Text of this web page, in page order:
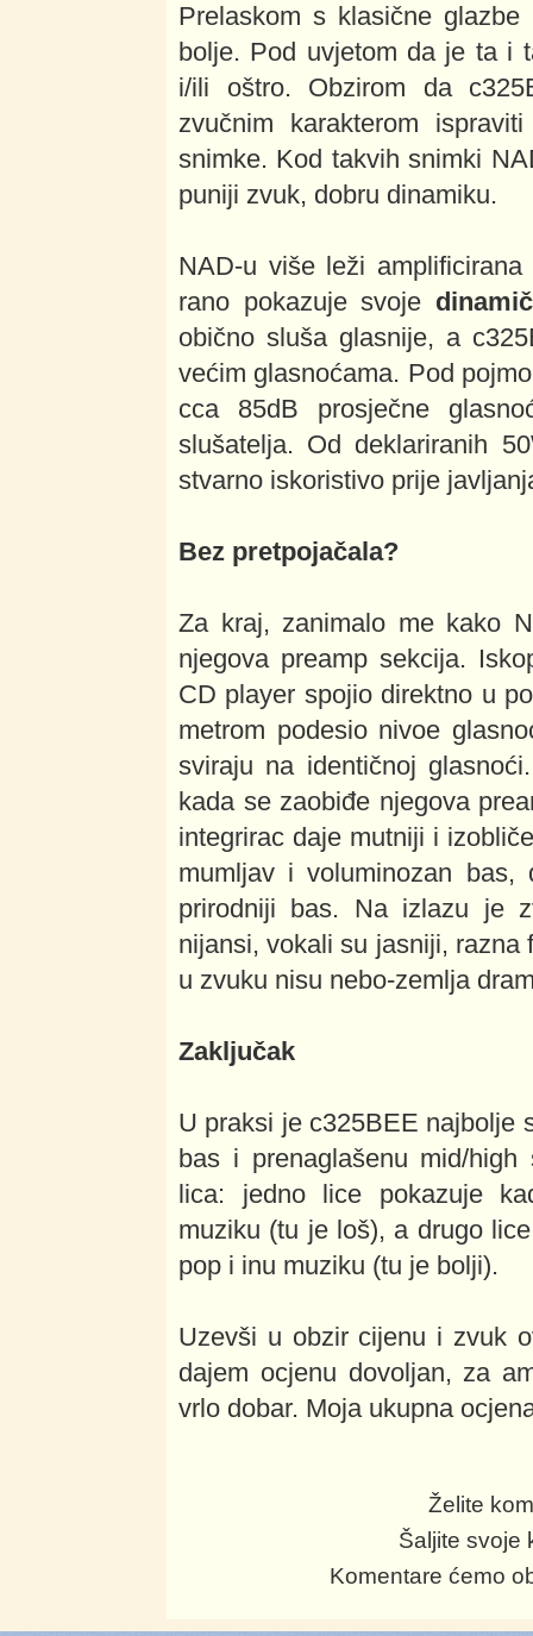
Prelaskom s klasične
bolje. Pod uvjetom da je ta i
i/ili oštro. Obzirom da
zvučnim karakterom
snimke. Kod takvih snimki
puniji zvuk, dobru dinamiku.
NAD-u više leži
rano pokazuje svoje
obično sluša glasnije, a
većim glasnoćama. Pod
cca 85dB prosječne
slušatelja. Od deklariranih
stvarno iskoristivo prije
Bez pretpojačala?
Za kraj, zanimalo me kako
njegova preamp sekcija.
CD player spojio direktno u
metrom podesio nivoe
sviraju na identičnoj
kada se zaobiđe njegova
integrirac daje mutniji i
mumljav i voluminozan
prirodniji bas. Na izlazu je
nijansi, vokali su jasniji,
u zvuku nisu nebo-zemlja
Zaključak
U praksi je c325BEE najbolje
bas i prenaglašenu mid/
lica: jedno lice pokazuje
muziku (tu je loš), a drugo
pop i inu muziku (tu je bolji).
Uzevši u obzir cijenu i zvuk
dajem ocjenu dovoljan, za
vrlo dobar. Moja ukupna
Želite
Šaljite svoje
Komentare ćemo